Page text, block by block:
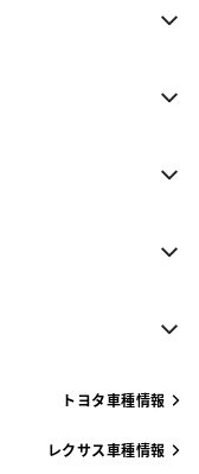
トヨタ車種情報
レクサス車種情報